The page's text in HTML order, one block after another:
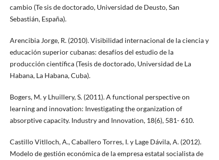
cambio (Te sis de doctorado, Universidad de Deusto, San
Sebastián, España).
Arencibia Jorge, R. (2010). Visibilidad internacional de la ciencia y
educación superior cubanas: desafíos del estudio de la
producción científica (Tesis de doctorado, Universidad de La
Habana, La Habana, Cuba).
Bogers, M. y Lhuillery, S. (2011). A functional perspective on
learning and innovation: Investigating the organization of
absorptive capacity. Industry and Innovation, 18(6), 581- 610.
Castillo Vitlloch, A., Caballero Torres, I. y Lage Dávila, A. (2012).
Modelo de gestión económica de la empresa estatal socialista de